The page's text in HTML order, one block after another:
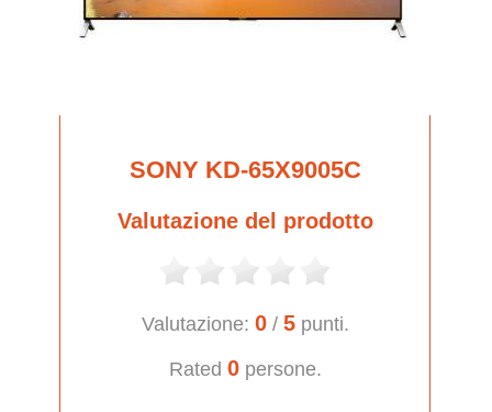
SONY KD-65X9005C
Valutazione del prodotto
Valutazione: 0/ 5punti.
Rated 0persone.